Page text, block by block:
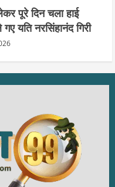
पूरे दिन चला हाई
यति नरसिंहानंद गिरी